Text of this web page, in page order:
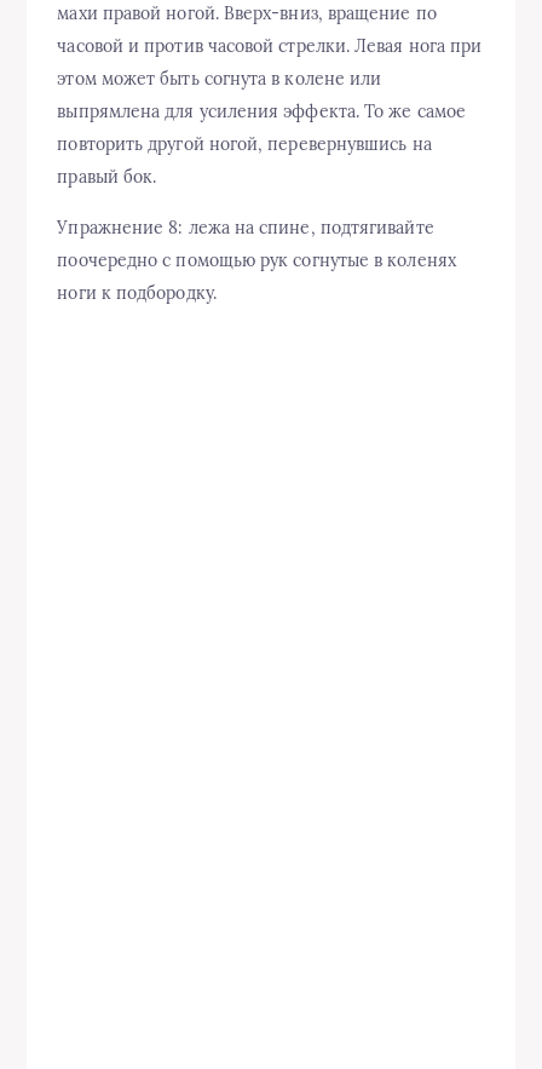
махи правой ногой. Вверх-вниз, вращение по
часовой и против часовой стрелки. Левая нога при
этом может быть согнута в колене или
выпрямлена для усиления эффекта. То же самое
повторить другой ногой, перевернувшись на
правый бок.
Упражнение 8: лежа на спине, подтягивайте
поочередно с помощью рук согнутые в коленях
ноги к подбородку.